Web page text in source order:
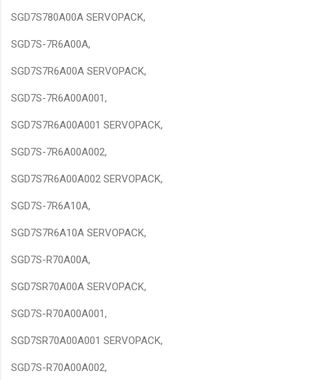
SGD7S780A00A SERVOPACK,
SGD7S-7R6A00A,
SGD7S7R6A00A SERVOPACK,
SGD7S-7R6A00A001,
SGD7S7R6A00A001 SERVOPACK,
SGD7S-7R6A00A002,
SGD7S7R6A00A002 SERVOPACK,
SGD7S-7R6A10A,
SGD7S7R6A10A SERVOPACK,
SGD7S-R70A00A,
SGD7SR70A00A SERVOPACK,
SGD7S-R70A00A001,
SGD7SR70A00A001 SERVOPACK,
SGD7S-R70A00A002,